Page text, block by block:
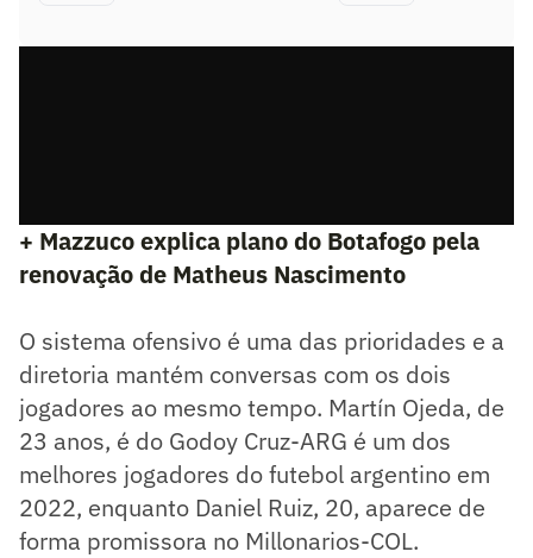
+ Mazzuco explica plano do Botafogo pela
renovação de Matheus Nascimento
O sistema ofensivo é uma das prioridades e a
diretoria mantém conversas com os dois
jogadores ao mesmo tempo. Martín Ojeda, de
23 anos, é do Godoy Cruz-ARG é um dos
melhores jogadores do futebol argentino em
2022, enquanto Daniel Ruiz, 20, aparece de
forma promissora no Millonarios-COL.